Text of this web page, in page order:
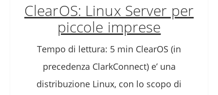
ClearOS: Linux Server per
piccole imprese
Tempo di lettura: 5 min ClearOS (in
precedenza ClarkConnect) e’ una
distribuzione Linux, con lo scopo di